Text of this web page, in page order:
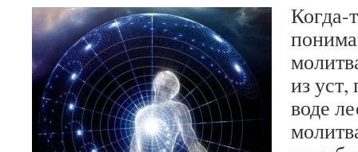
Когда-
из
воде